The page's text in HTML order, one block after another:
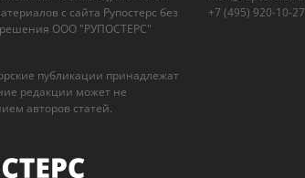
с сайта Рупостерс без
ООО "РУПОСТЕРС"
публикации принадлежат
редакции может не
авторов статей.
+7 (495) 920-10-27